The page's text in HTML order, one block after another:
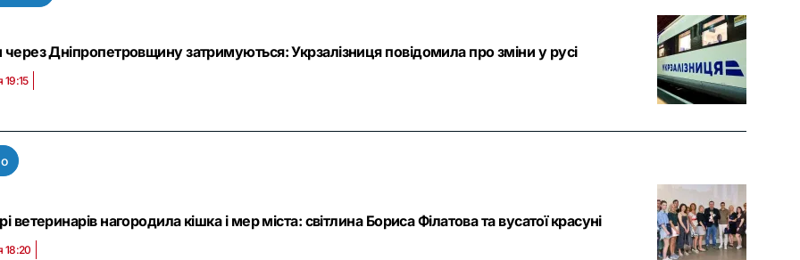
через Дніпропетровщину затримуються: Укрзалізниця повідомила про зміни у русі
19:15
ветеринарів нагородила кішка і мер міста: світлина Бориса Філатова та вусатої красуні
18:20